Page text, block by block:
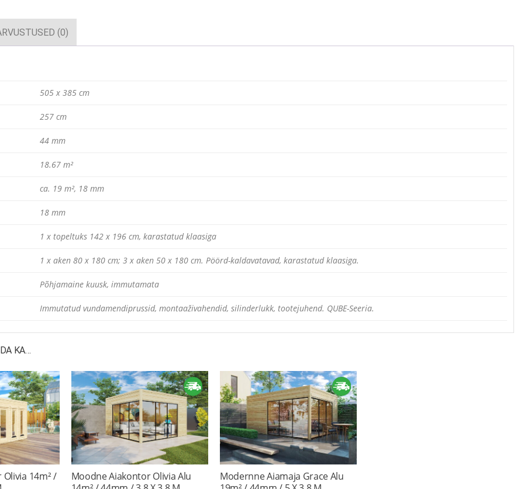
(0)
505 x 385 cm
257 cm
44 mm
18.67 m²
ca. 19 m², 18 mm
18 mm
1 x topeltuks 142 x 196 cm, karastatud klaasiga
1 x aken 80 x 180 cm; 3 x aken 50 x 180 cm. Pöörd-kaldavatavad, karastatud klaasiga.
Põhjamaine kuusk, immutamata
Immutatud vundamendiprussid, montaaživahendid, silinderlukk, tootejuhend. QUBE-Seeria.
KA…
14m² /
Moodne Aiakontor Olivia Alu
Modernne Aiamaja Grace Alu